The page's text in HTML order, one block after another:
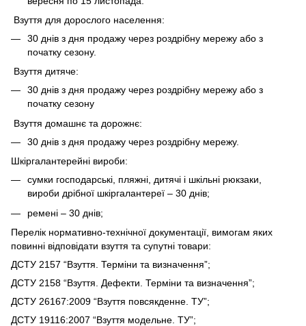
Взуття для дорослого населення:
30 днів з дня продажу через роздрібну мережу або з
початку сезону.
Взуття дитяче:
30 днів з дня продажу через роздрібну мережу або з
початку сезону
Взуття домашнє та дорожнє:
30 днів з дня продажу через роздрібну мережу.
Шкіргалантерейні вироби:
сумки господарські, пляжні, дитячі і шкільні рюкзаки,
вироби дрібної шкіргалантереї – 30 днів;
ремені – 30 днів;
Перелік нормативно-технічної документації, вимогам яких
повинні відповідати взуття та супутні товари:
ДСТУ 2157 “Взуття. Терміни та визначення”;
ДСТУ 2158 “Взуття. Дефекти. Терміни та визначення”;
ДСТУ 26167:2009 “Взуття повсякденне. ТУ”;
ДСТУ 19116:2007 “Взуття модельне. ТУ”;